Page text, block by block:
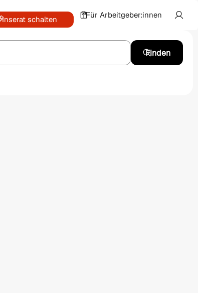
Inserat schalten Für Arbeitgeber:innen
Finden